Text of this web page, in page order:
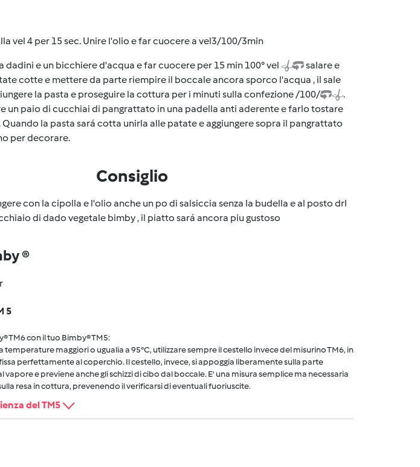
vel 4 per 15 sec. Unire l'olio e far cuocere a vel3/100/3min
dadini e un bicchiere d'acqua e far cuocere per 15 min 100° vel
salare e
cotte e mettere da parte riempire il boccale ancora sporco l'acqua , il sale
la pasta e proseguire la cottura per i minuti sulla confezione /100/
.
un paio di cucchiai di pangrattato in una padella anti aderente e farlo tostare
la pasta sará cotta unirla alle patate e aggiungere sopra il pangrattato
per decorare.
Consiglio
con la cipolla e l'olio anche un po di salsiccia senza la budella e al posto drl
di dado vegetale bimby , il piatto sará ancora piu gustoso
®
5
TM6 con il tuo Bimby® TM5:
temperature maggiori o ugualia a 95°C, utilizzare sempre il cestello invece del misurino TM6, in
perfettamente al coperchio. Il cestello, invece, si appoggia liberamente sulla parte
e previene anche gli schizzi di cibo dal boccale. E' una misura semplice ma necessaria
resa in cottura, prevenendo il verificarsi di eventuali fuoriuscite.
del TM5